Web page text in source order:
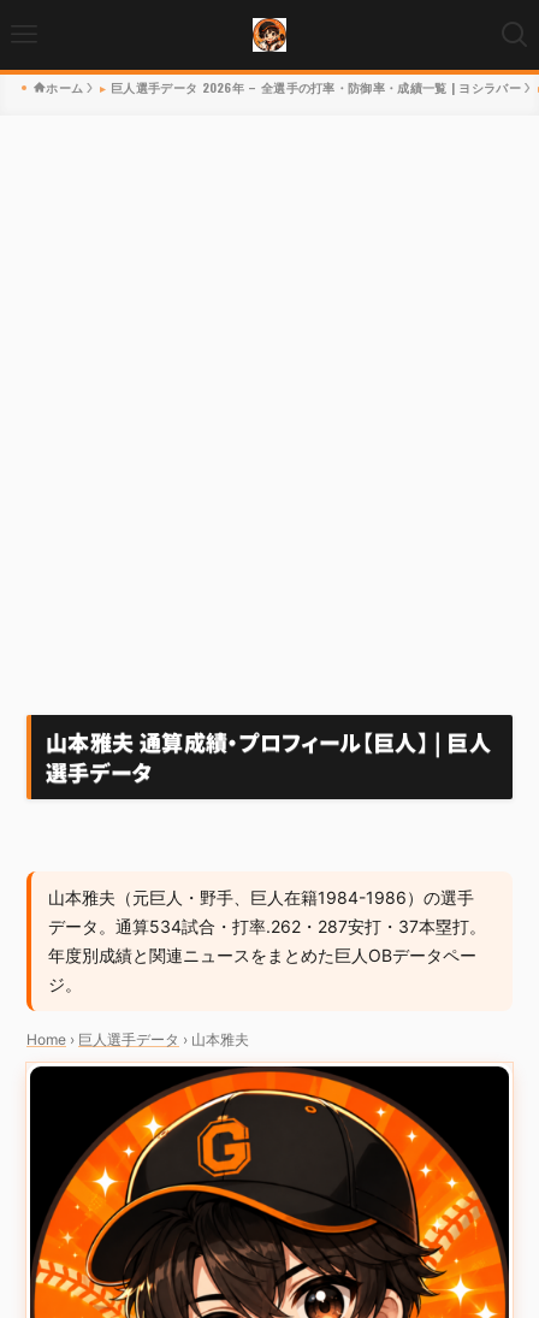
ホーム 巨人選手データ 2026年 – 全選手の打率・防御率・成績一覧 | ヨシラバー
山本雅夫 通算成績・プロフィール【巨人】 | 巨人
選手データ
山本雅夫（元巨人・野手、巨人在籍1984-1986）の選手
データ。通算534試合・打率.262・287安打・37本塁打。
年度別成績と関連ニュースをまとめた巨人OBデータペー
ジ。
Home › 巨人選手データ › 山本雅夫